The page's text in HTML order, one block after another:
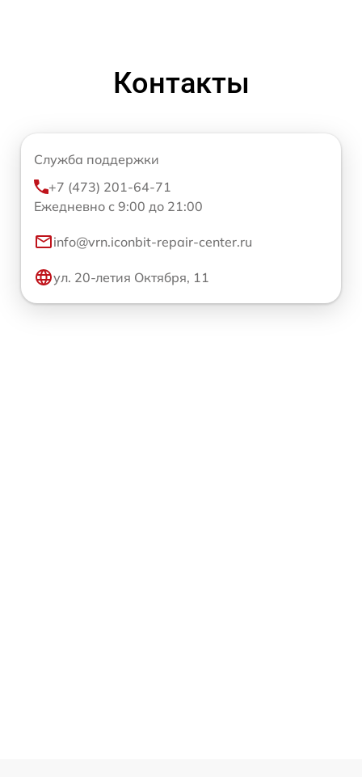
Контакты
Служба поддержки
+7 (473) 201-64-71
Ежедневно с 9:00 до 21:00
info@vrn.iconbit-repair-center.ru
ул. 20-летия Октября, 11